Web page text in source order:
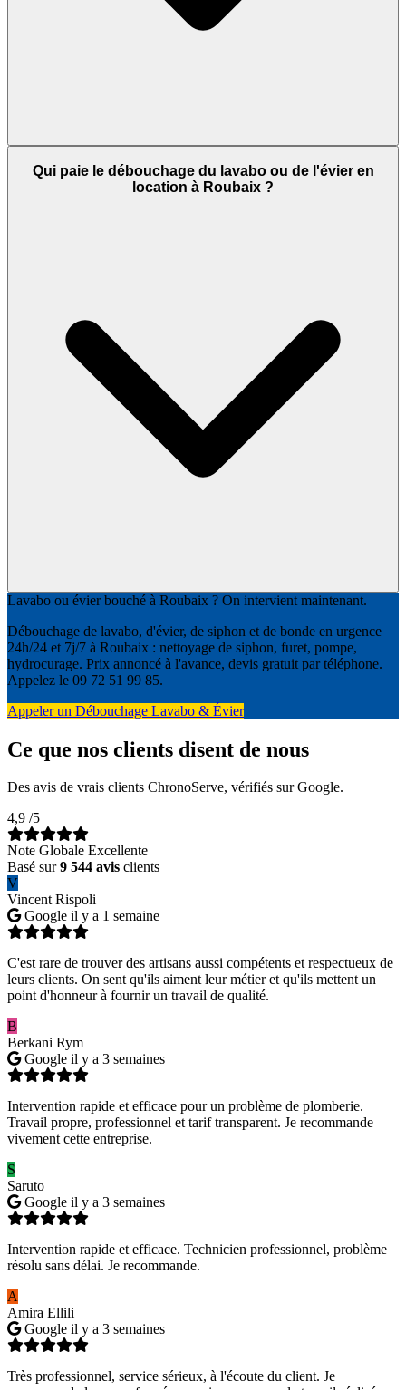
Qui paie le débouchage du lavabo ou de l'évier en
location à Roubaix ?
Lavabo ou évier bouché à Roubaix ? On intervient maintenant.
Débouchage de lavabo, d'évier, de siphon et de bonde en urgence
24h/24 et 7j/7 à Roubaix : nettoyage de siphon, furet, pompe,
hydrocurage. Prix annoncé à l'avance, devis gratuit par téléphone.
Appelez le 09 72 51 99 85.
Appeler un Débouchage Lavabo & Évier
Ce que nos clients disent de nous
Des avis de vrais clients ChronoServe, vérifiés sur Google.
4,9 /5
Note Globale Excellente
Basé sur9 544 avis clients
V
Vincent Rispoli
Google il y a 1 semaine
C'est rare de trouver des artisans aussi compétents et respectueux de
leurs clients. On sent qu'ils aiment leur métier et qu'ils mettent un
point d'honneur à fournir un travail de qualité.
B
Berkani Rym
Google il y a 3 semaines
Intervention rapide et efficace pour un problème de plomberie.
Travail propre, professionnel et tarif transparent. Je recommande
vivement cette entreprise.
S
Saruto
Google il y a 3 semaines
Intervention rapide et efficace. Technicien professionnel, problème
résolu sans délai. Je recommande.
A
Amira Ellili
Google il y a 3 semaines
Très professionnel, service sérieux, à l'écoute du client. Je